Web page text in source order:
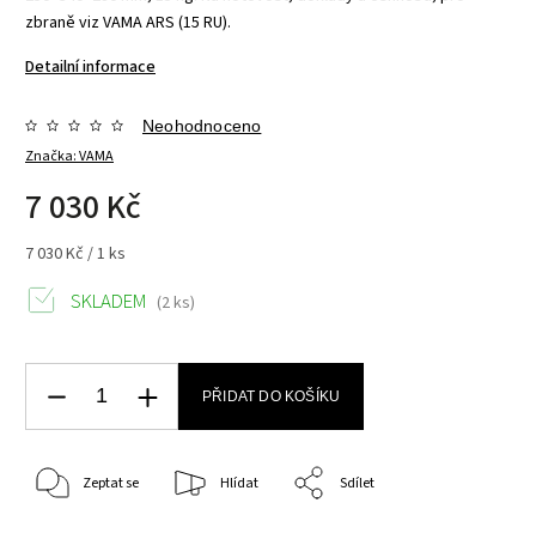
zbraně viz VAMA ARS (15 RU).
Detailní informace
Značka:VAMA
Neohodnoceno
7 030 Kč
7 030 Kč / 1 ks
SKLADEM (2 ks)
PŘIDAT DO KOŠÍKU
Zeptat se Hlídat Sdílet